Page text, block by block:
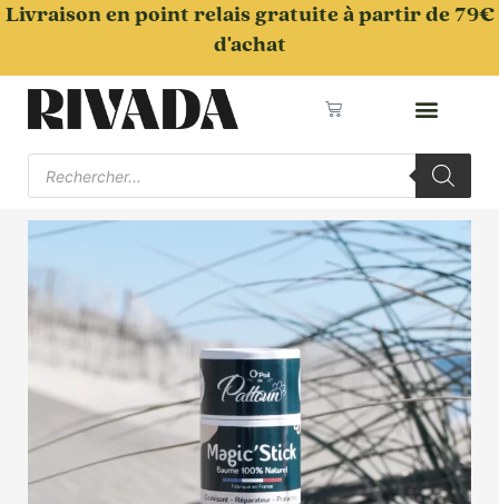
Aller
Livraison en point relais gratuite à partir de 79€
d'achat
Panier
Recherche
produits